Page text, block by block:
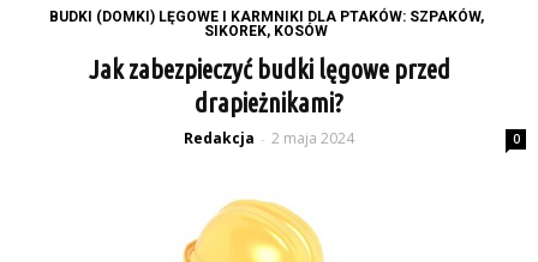
BUDKI (DOMKI) LĘGOWE I KARMNIKI DLA PTAKÓW: SZPAKÓW,
SIKOREK, KOSÓW
Jak zabezpieczyć budki lęgowe przed
drapieżnikami?
Redakcja - 2 maja 2024 0